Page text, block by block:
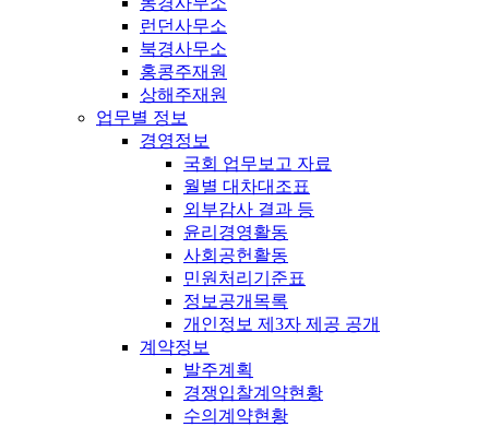
런던사무소
북경사무소
홍콩주재원
상해주재원
업무별 정보
경영정보
국회 업무보고 자료
월별 대차대조표
외부감사 결과 등
윤리경영활동
사회공헌활동
민원처리기준표
정보공개목록
개인정보 제3자 제공 공개
계약정보
발주계획
경쟁입찰계약현황
수의계약현황